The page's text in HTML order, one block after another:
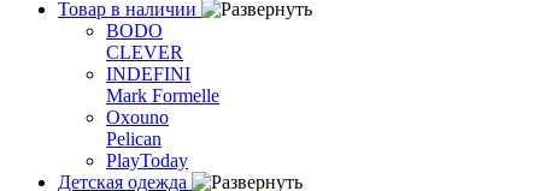
Товар в наличии
BODO
CLEVER
INDEFINI
Mark Formelle
Oxouno
Pelican
PlayToday
Детская одежда